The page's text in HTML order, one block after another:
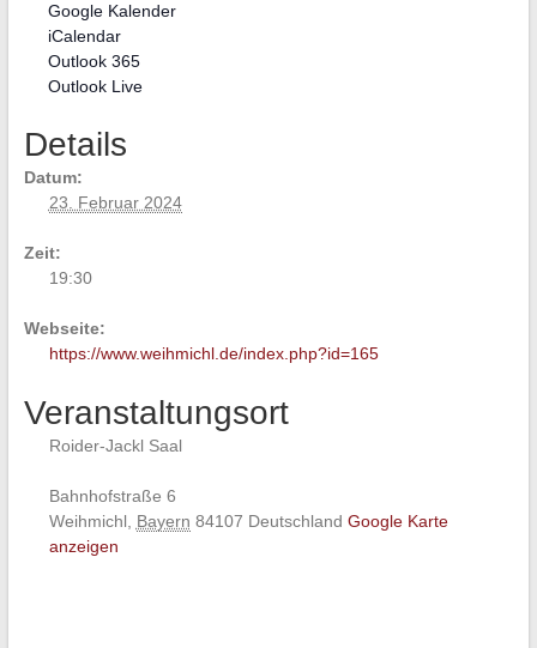
Google Kalender
iCalendar
Outlook 365
Outlook Live
Details
Datum:
23. Februar 2024
Zeit:
19:30
Webseite:
https://www.weihmichl.de/index.php?id=165
Veranstaltungsort
Roider-Jackl Saal
Bahnhofstraße 6
Weihmichl, Bayern 84107 Deutschland Google Karte
anzeigen